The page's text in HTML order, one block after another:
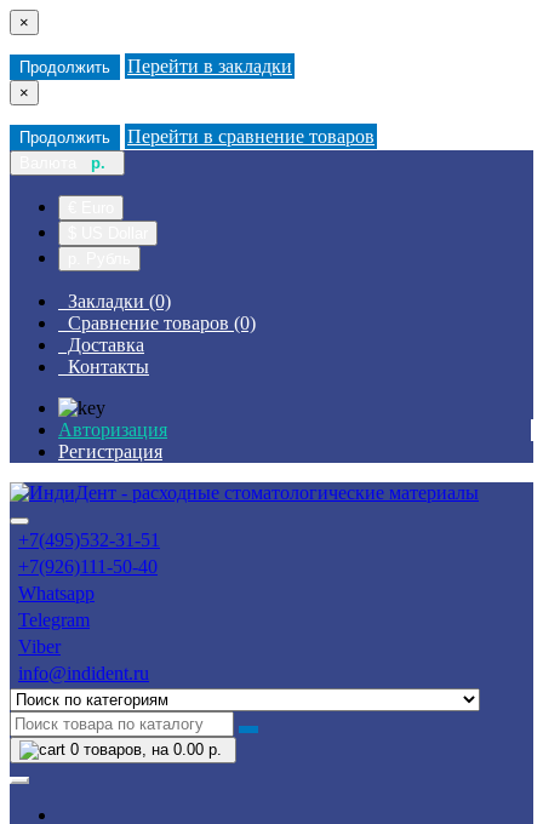
×
Продолжить Перейти в закладки
×
Продолжить Перейти в сравнение товаров
р.
Закладки (0)
Сравнение товаров (0)
Доставка
Контакты
Авторизация
Регистрация
+7(495)532-31-51
+7(926)111-50-40
Whatsapp
Telegram
Viber
info@indident.ru
0 товаров, на 0.00 р.